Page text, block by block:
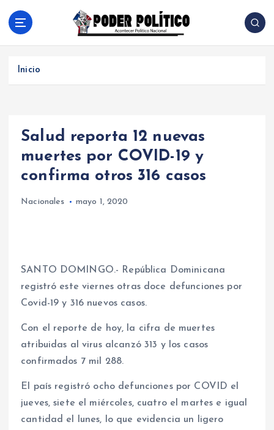
Acontecer Politico Nacional
Inicio
Salud reporta 12 nuevas
muertes por COVID-19 y
confirma otros 316 casos
Nacionales mayo 1, 2020
SANTO DOMINGO.- República Dominicana
registró este viernes otras doce defunciones por
Covid-19 y 316 nuevos casos.
Con el reporte de hoy, la cifra de muertes
atribuidas al virus alcanzó 313 y los casos
confirmados 7 mil 288.
El país registró ocho defunciones por COVID el
jueves, siete el miércoles, cuatro el martes e igual
cantidad el lunes, lo que evidencia un ligero